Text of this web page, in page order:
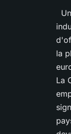
la
La